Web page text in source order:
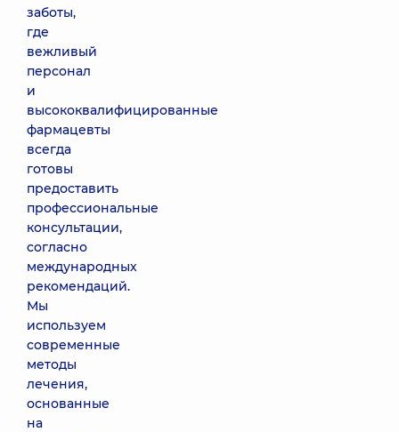
заботы,
где
вежливый
персонал
и
высококвалифицированные
фармацевты
всегда
готовы
предоставить
профессиональные
консультации,
согласно
международных
рекомендаций.
Мы
используем
современные
методы
лечения,
основанные
на